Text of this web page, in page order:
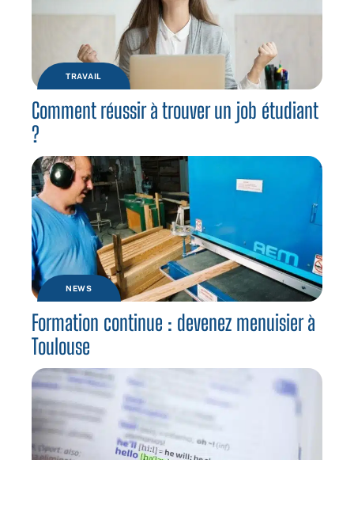
TRAVAIL
Comment réussir à trouver un job étudiant
?
NEWS
Formation continue : devenez menuisier à
Toulouse